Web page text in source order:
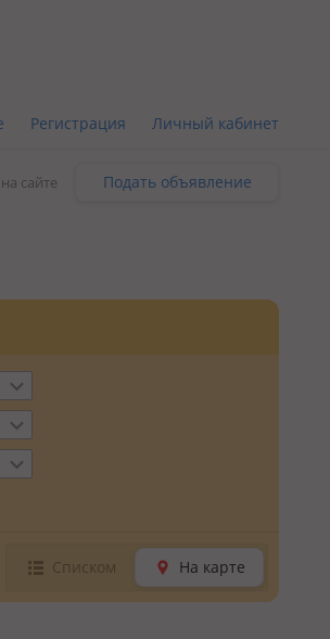
Регистрация Личный кабинет
сайте Подать объявление
Списком На карте